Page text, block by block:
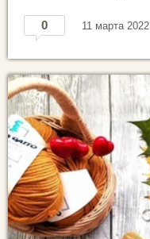
0 11 марта 2022